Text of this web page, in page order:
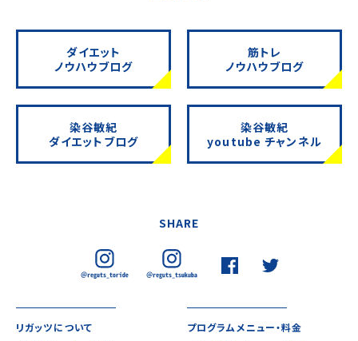
ダイエット
ノウハウブログ
筋トレ
ノウハウブログ
染谷敏紀
ダイエットブログ
染谷敏紀
youtube チャンネル
SHARE
リガッツについて
プログラムメニュー・料金